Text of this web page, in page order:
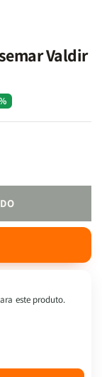
Valdir
este produto.